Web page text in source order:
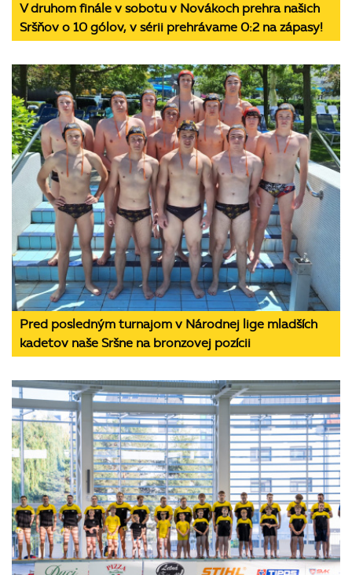
V druhom finále v sobotu v Novákoch prehra našich
Sršňov o 10 gólov, v sérii prehrávame 0:2 na zápasy!
Pred posledným turnajom v Národnej lige mladších
kadetov naše Sršne na bronzovej pozícii